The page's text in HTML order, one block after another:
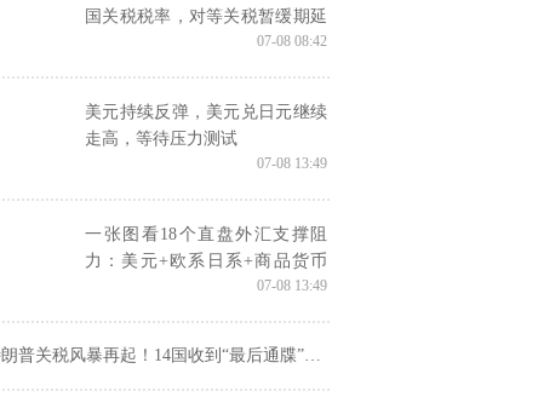
国关税税率，对等关税暂缓期延
长，避险情绪再起支撑金价07-08 08:42
美元持续反弹，美元兑日元继续
走高，等待压力测试
07-08 13:49
一张图看18个直盘外汇支撑阻
力：美元+欧系日系+商品货币
+新兴货币(2025年7月8日)07-08 13:49
普关税风暴再起！14国收到“最后通牒”，与之前的关税威胁有何不同？